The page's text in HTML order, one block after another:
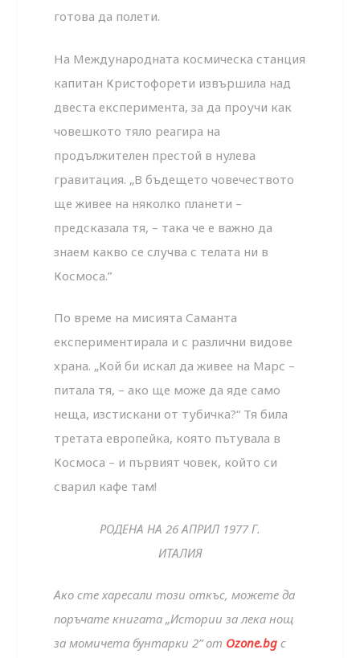
готова да полети.
На Международната космическа станция
капитан Кристофорети извършила над
двеста експеримента, за да проучи как
човешкото тяло реагира на
продължителен престой в нулева
гравитация. „В бъдещето човечеството
ще живее на няколко планети –
предсказала тя, – така че е важно да
знаем какво се случва с телата ни в
Космоса.”
По време на мисията Саманта
експериментирала и с различни видове
храна. „Кой би искал да живее на Марс –
питала тя, – ако ще може да яде само
неща, изстискани от тубичка?“ Тя била
третата европейка, която пътувала в
Космоса – и първият човек, който си
сварил кафе там!
РОДЕНА НА 26 АПРИЛ 1977 Г.
ИТАЛИЯ
Ако сте харесали този откъс, можете да
поръчате книгата „Истории за лека нощ
за момичета бунтарки 2” от Ozone.bg с